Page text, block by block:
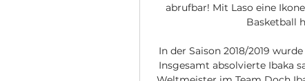
abrufbar! Mit Laso eine
Basketball
In der Saison 2018/2019
Insgesamt absolvierte Ibaka